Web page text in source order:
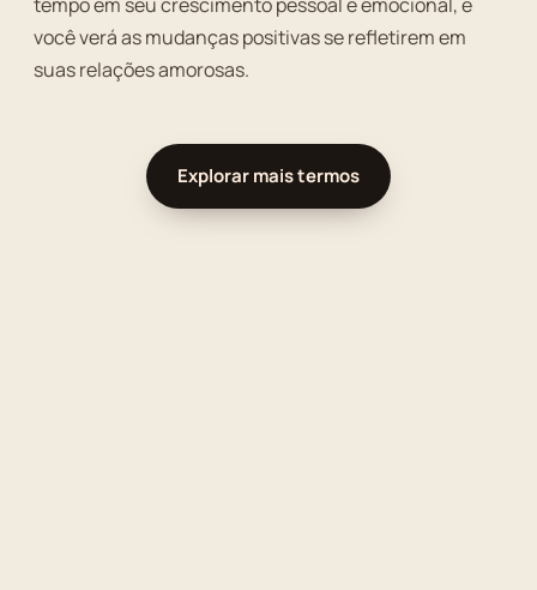
você verá as mudanças positivas se refletirem em
suas relações amorosas.
Explorar mais termos